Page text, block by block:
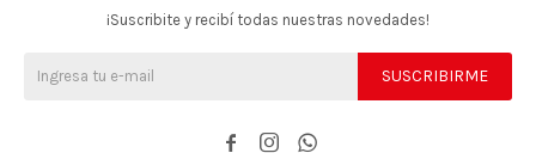
¡Suscribite y recibí todas nuestras novedades!
SUSCRIBIRME
  